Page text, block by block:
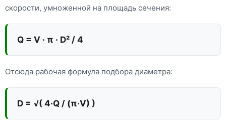
скорости, умноженной на площадь сечения:
Q = V · π · D² / 4
Отсюда рабочая формула подбора диаметра:
D = √( 4·Q / (π·V) )